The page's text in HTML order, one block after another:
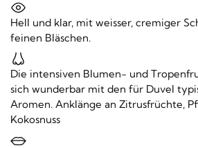
Hell und klar, mit weisser, cremiger
feinen Bläschen.
Die intensiven Blumen- und
sich wunderbar mit den für Duvel
Aromen. Anklänge an Zitrusfrüchte,
Kokosnuss